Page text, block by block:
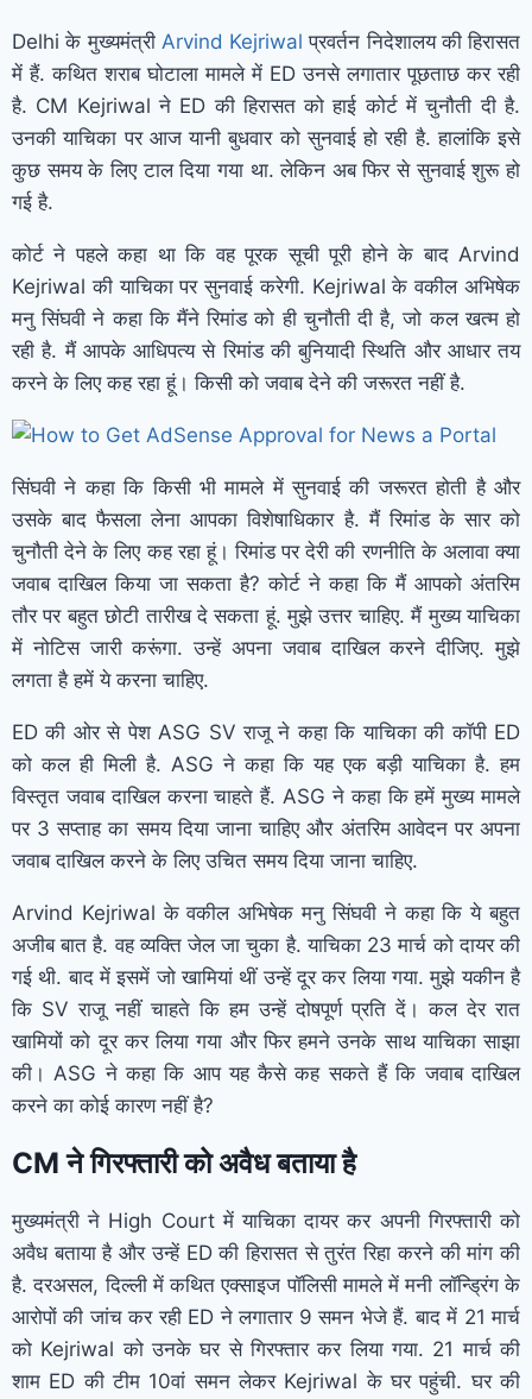
Delhi के मुख्यमंत्री Arvind Kejriwal प्रवर्तन निदेशालय की हिरासत
में हैं. कथित शराब घोटाला मामले में ED उनसे लगातार पूछताछ कर रही
है. CM Kejriwal ने ED की हिरासत को हाई कोर्ट में चुनौती दी है.
उनकी याचिका पर आज यानी बुधवार को सुनवाई हो रही है. हालांकि इसे
कुछ समय के लिए टाल दिया गया था. लेकिन अब फिर से सुनवाई शुरू हो
गई है.
कोर्ट ने पहले कहा था कि वह पूरक सूची पूरी होने के बाद Arvind
Kejriwal की याचिका पर सुनवाई करेगी. Kejriwal के वकील अभिषेक
मनु सिंघवी ने कहा कि मैंने रिमांड को ही चुनौती दी है, जो कल खत्म हो
रही है. मैं आपके आधिपत्य से रिमांड की बुनियादी स्थिति और आधार तय
करने के लिए कह रहा हूं। किसी को जवाब देने की जरूरत नहीं है.
सिंघवी ने कहा कि किसी भी मामले में सुनवाई की जरूरत होती है और
उसके बाद फैसला लेना आपका विशेषाधिकार है. मैं रिमांड के सार को
चुनौती देने के लिए कह रहा हूं। रिमांड पर देरी की रणनीति के अलावा क्या
जवाब दाखिल किया जा सकता है? कोर्ट ने कहा कि मैं आपको अंतरिम
तौर पर बहुत छोटी तारीख दे सकता हूं. मुझे उत्तर चाहिए. मैं मुख्य याचिका
में नोटिस जारी करूंगा. उन्हें अपना जवाब दाखिल करने दीजिए. मुझे
लगता है हमें ये करना चाहिए.
ED की ओर से पेश ASG SV राजू ने कहा कि याचिका की कॉपी ED
को कल ही मिली है. ASG ने कहा कि यह एक बड़ी याचिका है. हम
विस्तृत जवाब दाखिल करना चाहते हैं. ASG ने कहा कि हमें मुख्य मामले
पर 3 सप्ताह का समय दिया जाना चाहिए और अंतरिम आवेदन पर अपना
जवाब दाखिल करने के लिए उचित समय दिया जाना चाहिए.
Arvind Kejriwal के वकील अभिषेक मनु सिंघवी ने कहा कि ये बहुत
अजीब बात है. वह व्यक्ति जेल जा चुका है. याचिका 23 मार्च को दायर की
गई थी. बाद में इसमें जो खामियां थीं उन्हें दूर कर लिया गया. मुझे यकीन है
कि SV राजू नहीं चाहते कि हम उन्हें दोषपूर्ण प्रति दें। कल देर रात
खामियों को दूर कर लिया गया और फिर हमने उनके साथ याचिका साझा
की। ASG ने कहा कि आप यह कैसे कह सकते हैं कि जवाब दाखिल
करने का कोई कारण नहीं है?
CM ने गिरफ्तारी को अवैध बताया है
मुख्यमंत्री ने High Court में याचिका दायर कर अपनी गिरफ्तारी को
अवैध बताया है और उन्हें ED की हिरासत से तुरंत रिहा करने की मांग की
है. दरअसल, दिल्ली में कथित एक्साइज पॉलिसी मामले में मनी लॉन्ड्रिंग के
आरोपों की जांच कर रही ED ने लगातार 9 समन भेजे हैं. बाद में 21 मार्च
को Kejriwal को उनके घर से गिरफ्तार कर लिया गया. 21 मार्च की
शाम ED की टीम 10वां समन लेकर Kejriwal के घर पहुंची. घर की